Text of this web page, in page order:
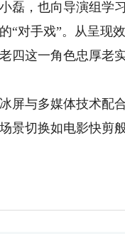
磊，也向导演组学
“对手戏”。从呈现
四这一角色忠厚老
与多媒体技术配
景切换如电影快剪